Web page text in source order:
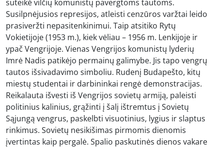
suteikė vilčių komunistų pavergtoms tautoms.
Susilpnėjusios represijos, atleisti cenzūros varžtai leido
prasiveržti nepasitenkinimui. Taip atsitiko Rytų
Vokietijoje (1953 m.), kiek vėliau – 1956 m. Lenkijoje ir
ypač Vengrijoje. Vienas Vengrijos komunistų lyderių
Imrė Nadis patikėjo permainų galimybe. Jis tapo vengrų
tautos išsivadavimo simboliu. Rudenį Budapešto, kitų
miestų studentai ir darbininkai rengė demonstracijas.
Reikalauta išvesti iš Vengrijos sovietų armiją, paleisti
politinius kalinius, grąžinti į šalį ištremtus į Sovietų
Sąjungą vengrus, paskelbti visuotinius, lygius ir slaptus
rinkimus. Sovietų nesikišimas pirmomis dienomis
įvertintas kaip pergalė. Spalio paskutinės dienos vakare